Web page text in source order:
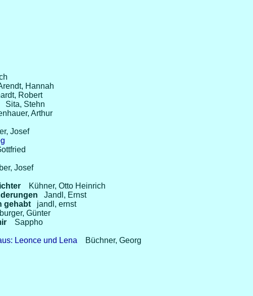
Hannah
Robert
Sita, Stehn
Arthur
Josef
Josef
Kühner, Otto Heinrich
Jandl, Ernst
gehabt
jandl, ernst
Günter
Sappho
Leonce und Lena
Büchner, Georg